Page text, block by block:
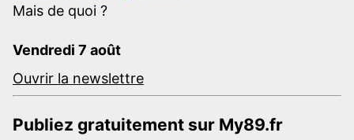
Mais de quoi ?
Vendredi 7 août
Ouvrir la newslettre
Publiez gratuitement sur My89.fr